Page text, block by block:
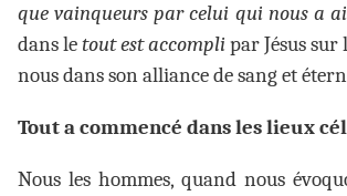
que vainqueurs par celui qui nous a
dans letout est accompli par Jésus
nous dans son alliance de sang et
Tout a commencé dans les lieux
Nous les hommes, quand nous